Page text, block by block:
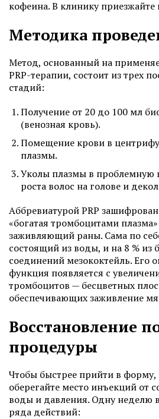
кофеина. В клинику приезжайте
Методика
Метод, основанный на
PRP-терапии, состоит из трех
стадий:
Получение от 20 до 100 мл
(венозная кровь).
Помещение крови в
плазмы.
Уколы плазмы в проблемную
роста волос на голове и
Аббревиатурой PRP
«богатая тромбоцитами
заживляющий раны. Сама по
состоящий из воды, и на 8 % из
соединений мезококтейль. Его
функция появляется с
тромбоцитов — бесцветных
обеспечивающих заживление
Восстановление
процедуры
Чтобы быстрее прийти в форму,
оберегайте место инъекций от
воды и давления. Одну неделю
ряда действий: